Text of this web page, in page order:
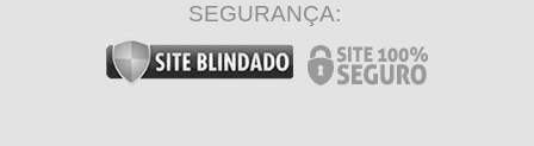
SEGURANÇA: